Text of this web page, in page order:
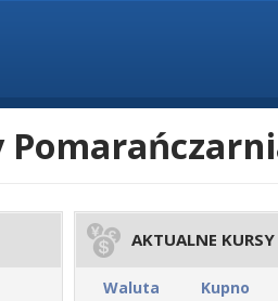
AKTUALNE
Waluta Kupno